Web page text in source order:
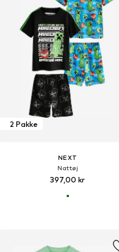
2 Pakke
NEXT
Nattøj
397,00 kr